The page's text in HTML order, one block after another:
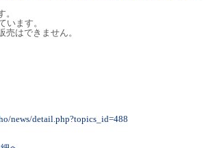
います。
はできません。
news/detail.php?topics_id=488